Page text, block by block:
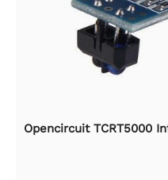
Opencircuit TCRT5000